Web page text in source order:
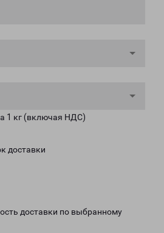
1 кг (включая НДС)
доставки
доставки по выбранному